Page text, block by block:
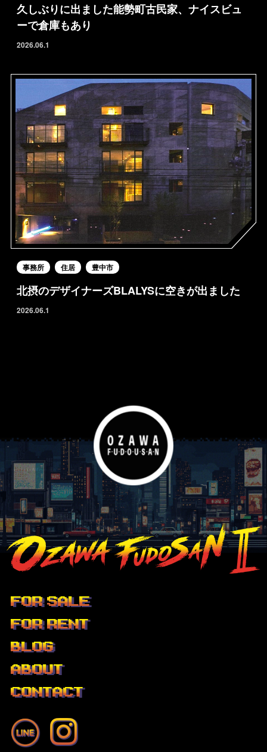
久しぶりに出ました能勢町古民家、ナイスビュ
ーで倉庫もあり
2026.06.1
事務所 住居 豊中市
北摂のデザイナーズBLALYSに空きが出ました
2026.06.1
FOR SALE
FOR RENT
BLOG
ABOUT
CONTACT